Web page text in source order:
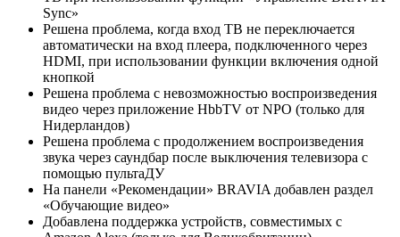
Sync»
Решена проблема, когда вход ТВ не переключается
автоматически на вход плеера, подключенного через
HDMI, при использовании функции включения одной
кнопкой
Решена проблема с невозможностью воспроизведения
видео через приложение HbbTV от NPO (только для
Нидерландов)
Решена проблема с продолжением воспроизведения
звука через саундбар после выключения телевизора с
помощью пультаДУ
На панели «Рекомендации» BRAVIA добавлен раздел
«Обучающие видео»
Добавлена поддержка устройств, совместимых с